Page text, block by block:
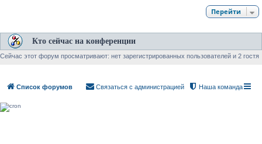
Перейти
Кто сейчас на конференции
Сейчас этот форум просматривают: нет зарегистрированных пользователей и 2 гостя
Список форумов Наша команда
Связаться с администрацией